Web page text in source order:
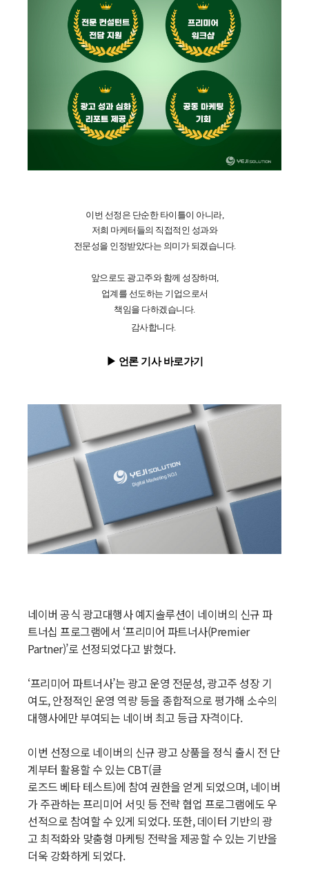
이번 선정은 단순한 타이틀이 아니라,
저희 마케터들의 직접적인 성과와
전문성을 인정받았다는 의미가 되겠습니다.
앞으로도 광고주와 함께 성장하며,
업계를 선도하는 기업으로서
책임을 다하겠습니다.
감사합니다.
▶ 언론 기사 바로가기
네이버 공식 광고대행사 예지솔루션이 네이버의 신규 파
트너십 프로그램에서 ‘프리미어 파트너사(Premier
Partner)’로 선정되었다고 밝혔다.
‘프리미어 파트너사’는 광고 운영 전문성, 광고주 성장 기
여도, 안정적인 운영 역량 등을 종합적으로 평가해 소수의
대행사에만 부여되는 네이버 최고 등급 자격이다.
이번 선정으로 네이버의 신규 광고 상품을 정식 출시 전 단
계부터 활용할 수 있는 CBT(클
로즈드 베타 테스트)에 참여 권한을 얻게 되었으며, 네이버
가 주관하는 프리미어 서밋 등 전략 협업 프로그램에도 우
선적으로 참여할 수 있게 되었다. 또한, 데이터 기반의 광
고 최적화와 맞춤형 마케팅 전략을 제공할 수 있는 기반을
더욱 강화하게 되었다.